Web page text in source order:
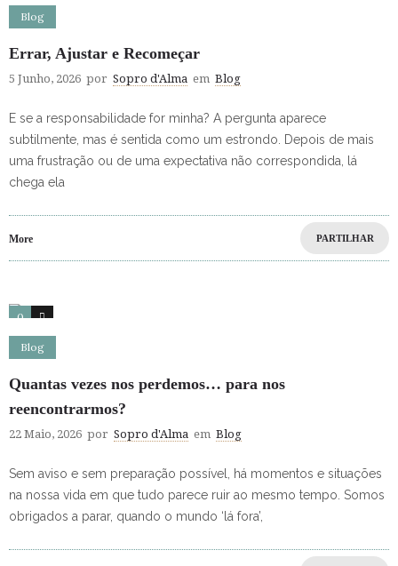
Blog
Errar, Ajustar e Recomeçar
5 Junho, 2026 por Sopro d'Alma em Blog
E se a responsabilidade for minha? A pergunta aparece
subtilmente, mas é sentida como um estrondo. Depois de mais
uma frustração ou de uma expectativa não correspondida, lá
chega ela
More PARTILHAR
0 0
Blog
Quantas vezes nos perdemos… para nos
reencontrarmos?
22 Maio, 2026 por Sopro d'Alma em Blog
Sem aviso e sem preparação possível, há momentos e situações
na nossa vida em que tudo parece ruir ao mesmo tempo. Somos
obrigados a parar, quando o mundo ‘lá fora’,